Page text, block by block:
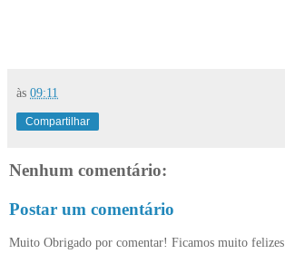
às 09:11
Compartilhar
Nenhum comentário:
Postar um comentário
Muito Obrigado por comentar! Ficamos muito felizes